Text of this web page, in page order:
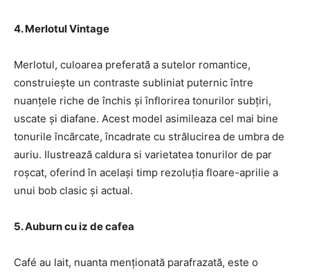
4. Merlotul Vintage
Merlotul, culoarea preferată a sutelor romantice,
construiește un contraste subliniat puternic între
nuanțele riche de închis și înflorirea tonurilor subțiri,
uscate și diafane. Acest model asimileaza cel mai bine
tonurile încărcate, încadrate cu strălucirea de umbra de
auriu. Ilustrează caldura si varietatea tonurilor de par
roșcat, oferind în același timp rezoluția floare-aprilie a
unui bob clasic și actual.
5. Auburn cu iz de cafea
Café au lait, nuanta menționată parafrazată, este o